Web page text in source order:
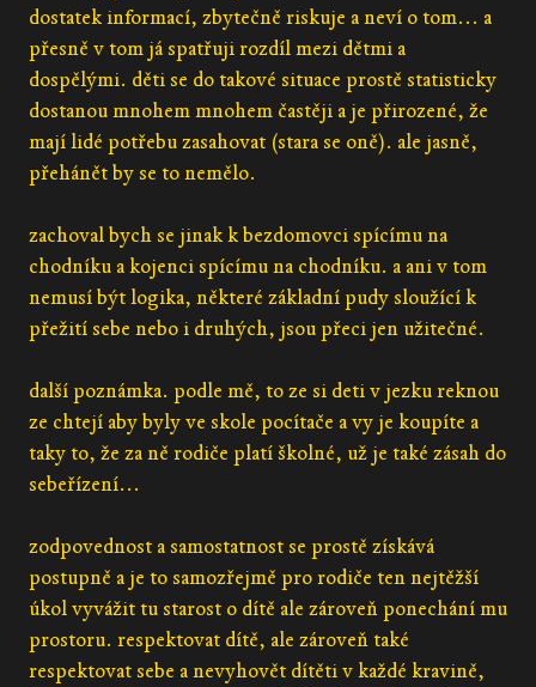
dostatek informací, zbytečně riskuje a neví o tom... a
přesně v tom já spatřuji rozdíl mezi dětmi a
dospělými. děti se do takové situace prostě statisticky
dostanou mnohem mnohem častěji a je přirozené, že
mají lidé potřebu zasahovat (stara se oně). ale jasně,
přehánět by se to nemělo.
zachoval bych se jinak k bezdomovci spícímu na
chodníku a kojenci spícímu na chodníku. a ani v tom
nemusí být logika, některé základní pudy sloužící k
přežití sebe nebo i druhých, jsou přeci jen užitečné.
další poznámka. podle mě, to ze si deti v jezku reknou
ze chtejí aby byly ve skole pocítače a vy je koupíte a
taky to, že za ně rodiče platí školné, už je také zásah do
sebeřízení...
zodpovednost a samostatnost se prostě získává
postupně a je to samozřejmě pro rodiče ten nejtěžší
úkol vyvážit tu starost o dítě ale zároveň ponechání mu
prostoru. respektovat dítě, ale zároveň také
respektovat sebe a nevyhovět dítěti v každé kravině,